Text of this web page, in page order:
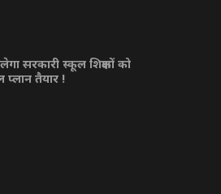
सरकारी स्कूल शिक्षकों को
तैयार !